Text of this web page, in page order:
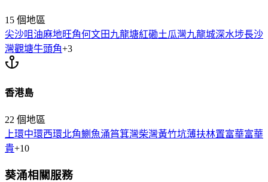
15 個地區
尖沙咀 油麻地旺角何文田九龍塘紅磡土瓜灣九龍城深水埗長沙
灣觀塘牛頭角+3
香港島
22 個地區
上環中環西環北角鰂魚涌筲箕灣柴灣黃竹坑薄扶林置富華富華
貴+10
葵涌相關服務